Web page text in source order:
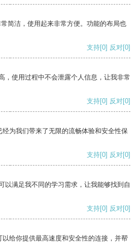
简洁，使用起来非常方便。功能的布局也
支持[0] 反对[0]
，使用过程中不会泄露个人信息，让我非常
支持[0] 反对[0]
为我们带来了无限的流畅体验和安全性保
支持[0] 反对[0]
以满足我不同的学习需求，让我能够找到自
支持[0] 反对[0]
给你提供最高速度和安全性的连接，并帮